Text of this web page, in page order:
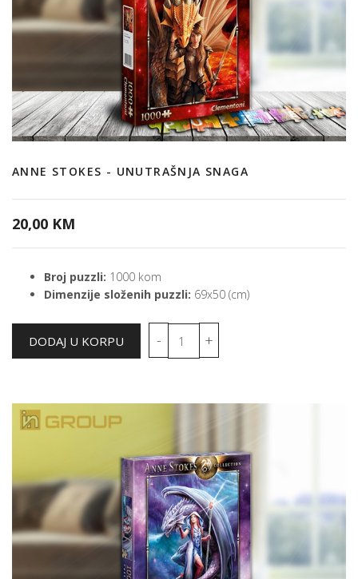
ANNE STOKES - UNUTRAŠNJA SNAGA
20,00 KM
Broj puzzli: 1000 kom
Dimenzije složenih puzzli: 69x50 (cm)